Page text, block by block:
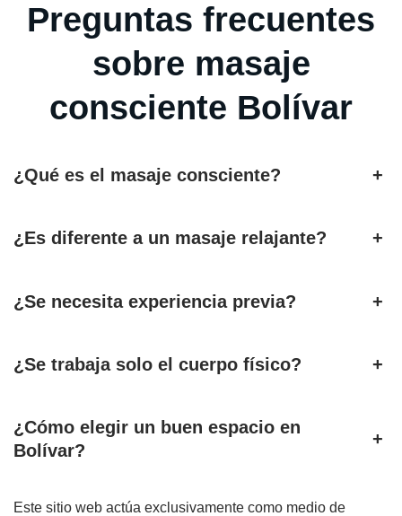
Preguntas frecuentes
sobre masaje
consciente Bolívar
¿Qué es el masaje consciente? +
¿Es diferente a un masaje relajante? +
¿Se necesita experiencia previa? +
¿Se trabaja solo el cuerpo físico? +
¿Cómo elegir un buen espacio en
Bolívar?
+
Este sitio web actúa exclusivamente como medio de